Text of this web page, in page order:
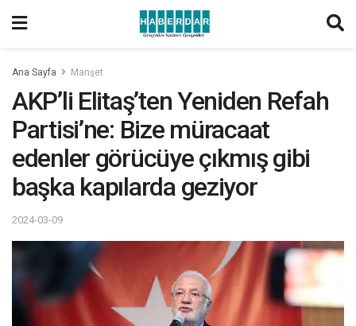
Ana Sayfa Manşet
AKP’li Elitaş’ten Yeniden Refah
Partisi’ne: Bize müracaat
edenler görücüye çıkmış gibi
başka kapılarda geziyor
2024-03-09